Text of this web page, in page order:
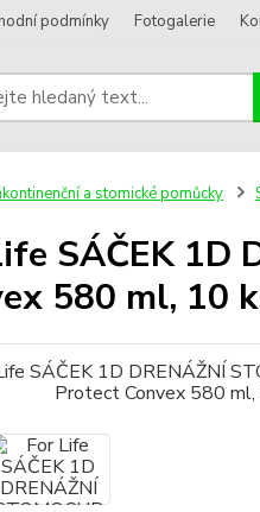
podmínky Fotogalerie
a stomické pomůcky
SÁČEK 1D
580 ml, 10